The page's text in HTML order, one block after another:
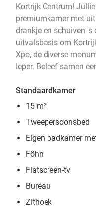
Kortrijk Centrum!
premiumkamer met
drankje en schuiven
uitvalsbasis om
Xpo, de diverse
Ieper. Beleef samen
Standaardkamer
15 m²
Tweepersoonsbed
Eigen badkamer
Föhn
Flatscreen-tv
Bureau
Zithoek